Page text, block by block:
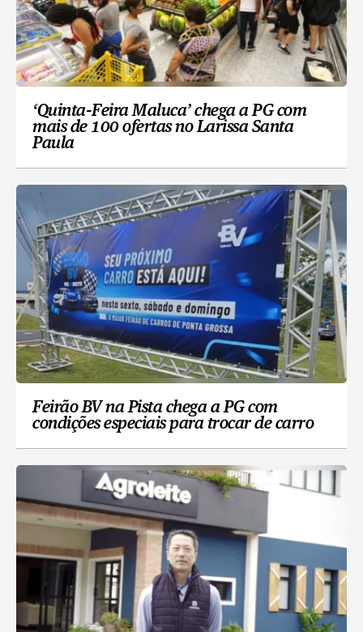
‘Quinta-Feira Maluca’ chega a PG com
mais de 100 ofertas no Larissa Santa
Paula
Feirão BV na Pista chega a PG com
condições especiais para trocar de carro